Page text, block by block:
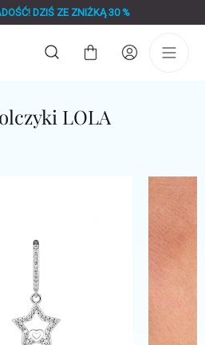
DZIŚ ZE ZNIŻKĄ 30 %
Koszyk
LOLA